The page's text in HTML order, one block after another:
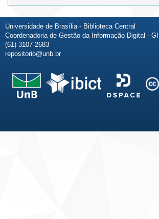
Universidade de Brasília - Biblioteca Central
Coordenadoria de Gestão da Informação Digital -
(61) 3107-2683
repositorio@unb.br